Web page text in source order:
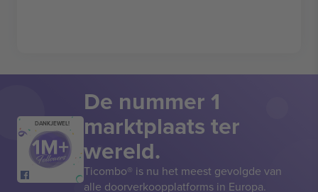
DANKJEWEL!
De nummer 1
marktplaats ter
wereld.
Ticombo® is nu het meest gevolgde van
alle doorverkoopplatforms in Europa.